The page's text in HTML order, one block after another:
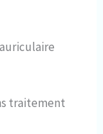
traitement